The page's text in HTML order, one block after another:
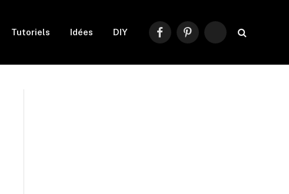
Tutoriels Idées DIY
FacebookPinterestRSS